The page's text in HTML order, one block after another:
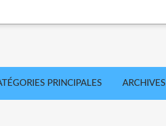
PRINCIPALES ARCHIVES